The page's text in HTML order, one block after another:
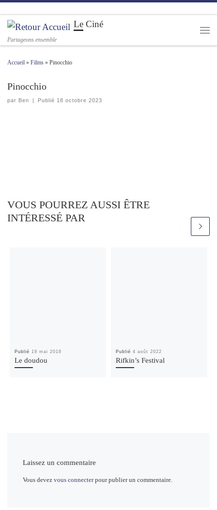
Passer au contenu
Le Ciné
Partageons ensemble
Accueil » Films » Pinocchio
Pinocchio
par Ben | Publié 18 octobre 2023
VOUS POURREZ AUSSI ÊTRE
INTÉRESSÉ PAR
Publié19 mai 2018
Le doudou
Publié4 août 2022
Rifkin’s Festival
Laissez un commentaire
Vous devezvous connecterpour publier un commentaire.